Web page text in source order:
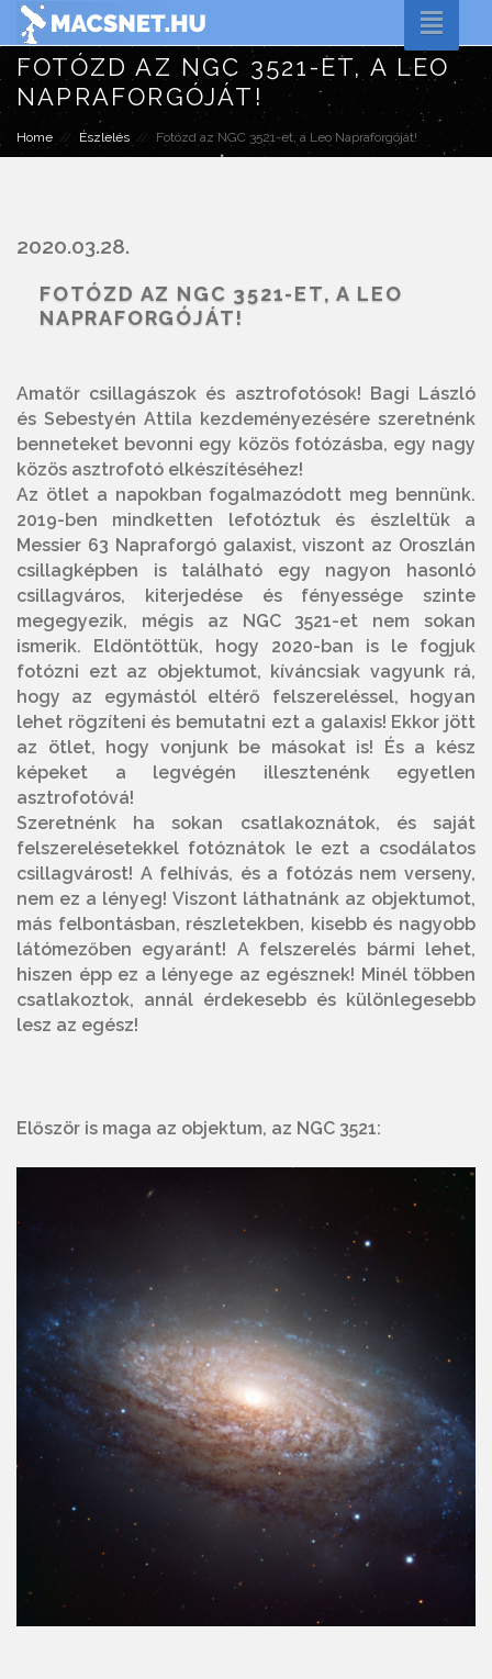
Toggle
FOTÓZD AZ NGC 3521-ET, A LEO
NAPRAFORGÓJÁT!
Home Észlelés Fotózd az NGC 3521-et, a Leo Napraforgóját!
2020.03.28.
FOTÓZD AZ NGC 3521-ET, A LEO
NAPRAFORGÓJÁT!
Amatőr csillagászok és asztrofotósok! Bagi László
és Sebestyén Attila kezdeményezésére szeretnénk
benneteket bevonni egy közös fotózásba, egy nagy
közös asztrofotó elkészítéséhez!
Az ötlet a napokban fogalmazódott meg bennünk.
2019-ben mindketten lefotóztuk és észleltük a
Messier 63 Napraforgó galaxist, viszont az Oroszlán
csillagképben is található egy nagyon hasonló
csillagváros, kiterjedése és fényessége szinte
megegyezik, mégis az NGC 3521-et nem sokan
ismerik. Eldöntöttük, hogy 2020-ban is le fogjuk
fotózni ezt az objektumot, kíváncsiak vagyunk rá,
hogy az egymástól eltérő felszereléssel, hogyan
lehet rögzíteni és bemutatni ezt a galaxis! Ekkor jött
az ötlet, hogy vonjunk be másokat is! És a kész
képeket a legvégén illesztenénk egyetlen
asztrofotóvá!
Szeretnénk ha sokan csatlakoznátok, és saját
felszerelésetekkel fotóznátok le ezt a csodálatos
csillagvárost! A felhívás, és a fotózás nem verseny,
nem ez a lényeg! Viszont láthatnánk az objektumot,
más felbontásban, részletekben, kisebb és nagyobb
látómezőben egyaránt! A felszerelés bármi lehet,
hiszen épp ez a lényege az egésznek! Minél többen
csatlakoztok, annál érdekesebb és különlegesebb
lesz az egész!
Először is maga az objektum, az NGC 3521: